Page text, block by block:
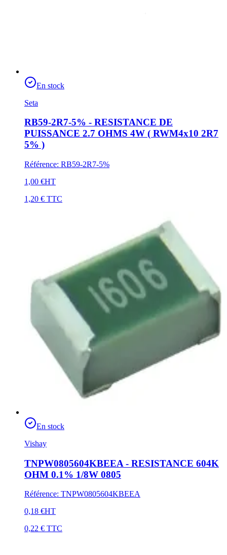
En stock
Seta
RB59-2R7-5% - RESISTANCE DE
PUISSANCE 2.7 OHMS 4W ( RWM4x10 2R7
5% )
Référence: RB59-2R7-5%
1,00 €HT
1,20 € TTC
En stock
Vishay
TNPW0805604KBEEA - RESISTANCE 604K
OHM 0.1% 1/8W 0805
Référence: TNPW0805604KBEEA
0,18 €HT
0,22 € TTC